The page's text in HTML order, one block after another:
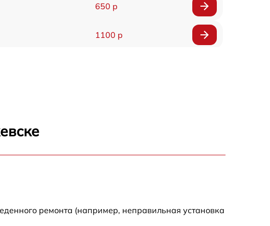
650 р
1100 р
450 р
ремонта (например, неправильная установка